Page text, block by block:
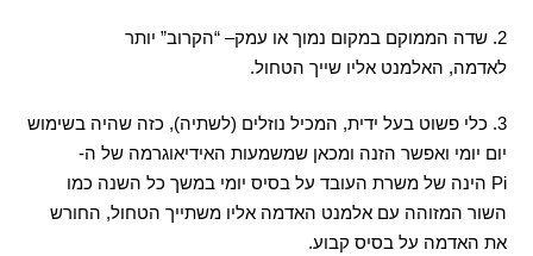
2. שדה הממוקם במקום נמוך או עמק–“הקרוב” יותר
לאדמה, האלמנט אליו שייך הטחול.
3. כלי פשוט בעל ידית, המכיל נוזלים (לשתיה), כזה שהיה בשימוש
יום יומי ואפשר הזנה ומכאן שמשמעות האידיאוגרמה של ה-
Pi הינה של משרת העובד על בסיס יומי במשך כל השנה כמו
השור המזוהה עם אלמנט האדמה אליו משתייך הטחול, החורש
את האדמה על בסיס קבוע.